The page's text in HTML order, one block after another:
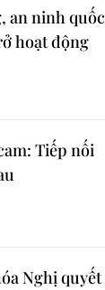
an ninh quốc
hoạt động
Tiếp nối
Nghị quyết